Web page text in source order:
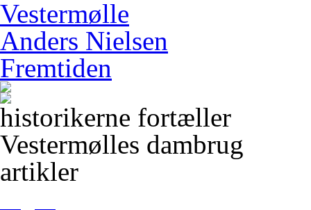
Vestermølle
Anders Nielsen
Fremtiden
historikerne fortæller
Vestermølles dambrug
artikler